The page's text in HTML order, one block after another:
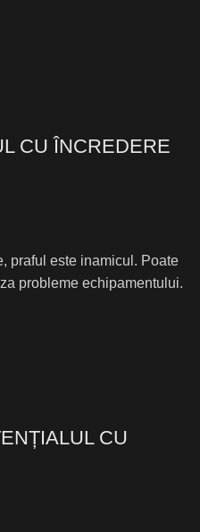
CU ÎNCREDERE
praful este inamicul. Poate
probleme echipamentului.
CU